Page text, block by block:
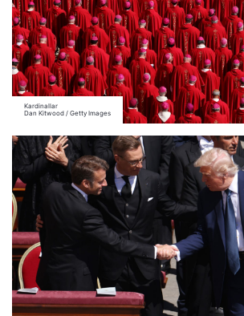
Kardinallar
Dan Kitwood / Getty Images